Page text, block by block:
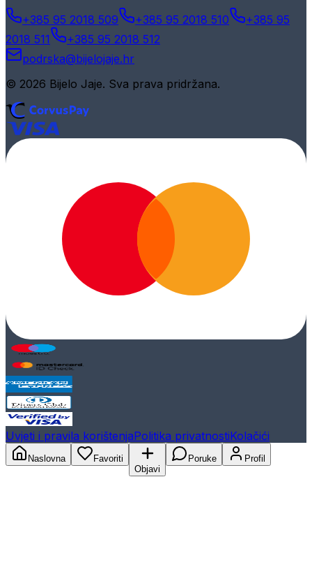
+385 95 2018 509 +385 95 2018 510
+385 95
2018 511
+385 95 2018 512
podrska@bijelojaje.hr
© 2026 Bijelo Jaje. Sva prava pridržana.
Uvjeti i pravila korištenjaPolitika privatnostiKolačići
Naslovna
Favoriti
Objavi
Poruke Profil